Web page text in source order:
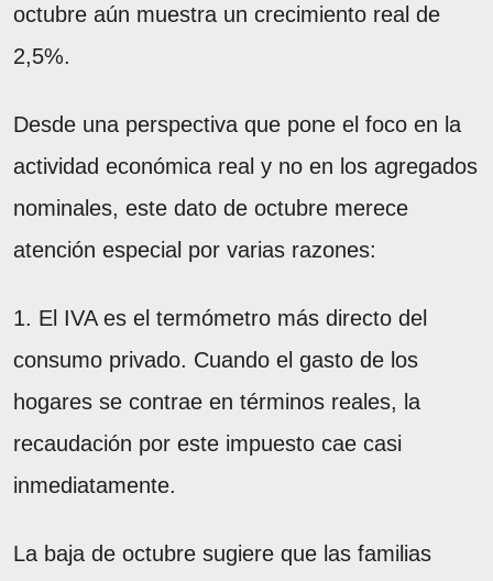
octubre aún muestra un crecimiento real de
2,5%.
Desde una perspectiva que pone el foco en la
actividad económica real y no en los agregados
nominales, este dato de octubre merece
atención especial por varias razones:
1. El IVA es el termómetro más directo del
consumo privado. Cuando el gasto de los
hogares se contrae en términos reales, la
recaudación por este impuesto cae casi
inmediatamente.
La baja de octubre sugiere que las familias